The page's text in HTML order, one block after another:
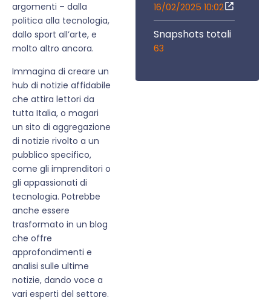
argomenti – dalla
politica alla tecnologia,
dallo sport all’arte, e
molto altro ancora.
Immagina di creare un
hub di notizie affidabile
che attira lettori da
tutta Italia, o magari
un sito di aggregazione
di notizie rivolto a un
pubblico specifico,
come gli imprenditori o
gli appassionati di
tecnologia. Potrebbe
anche essere
trasformato in un blog
che offre
approfondimenti e
analisi sulle ultime
notizie, dando voce a
vari esperti del settore.
16/02/2025 10:02
Snapshots totali
63